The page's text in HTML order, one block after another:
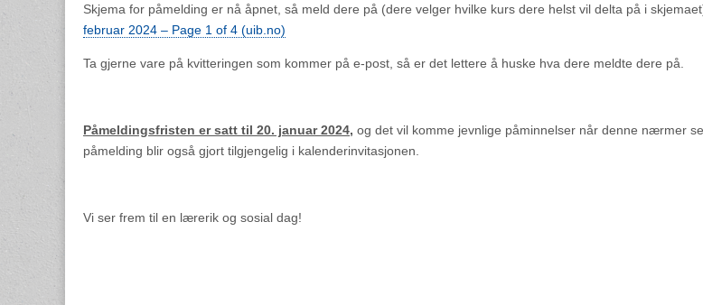
Skjema for påmelding er nå åpnet, så meld dere på (dere velger hvilke kurs dere helst vil delta på i
februar 2024 – Page 1 of 4 (uib.no)
Ta gjerne vare på kvitteringen som kommer på e-post, så er det lettere å huske hva dere meldte dere på.
Påmeldingsfristen er satt til 20. januar 2024, og det vil komme jevnlige påminnelser når denne nærmer
påmelding blir også gjort tilgjengelig i kalenderinvitasjonen.
Vi ser frem til en lærerik og sosial dag!